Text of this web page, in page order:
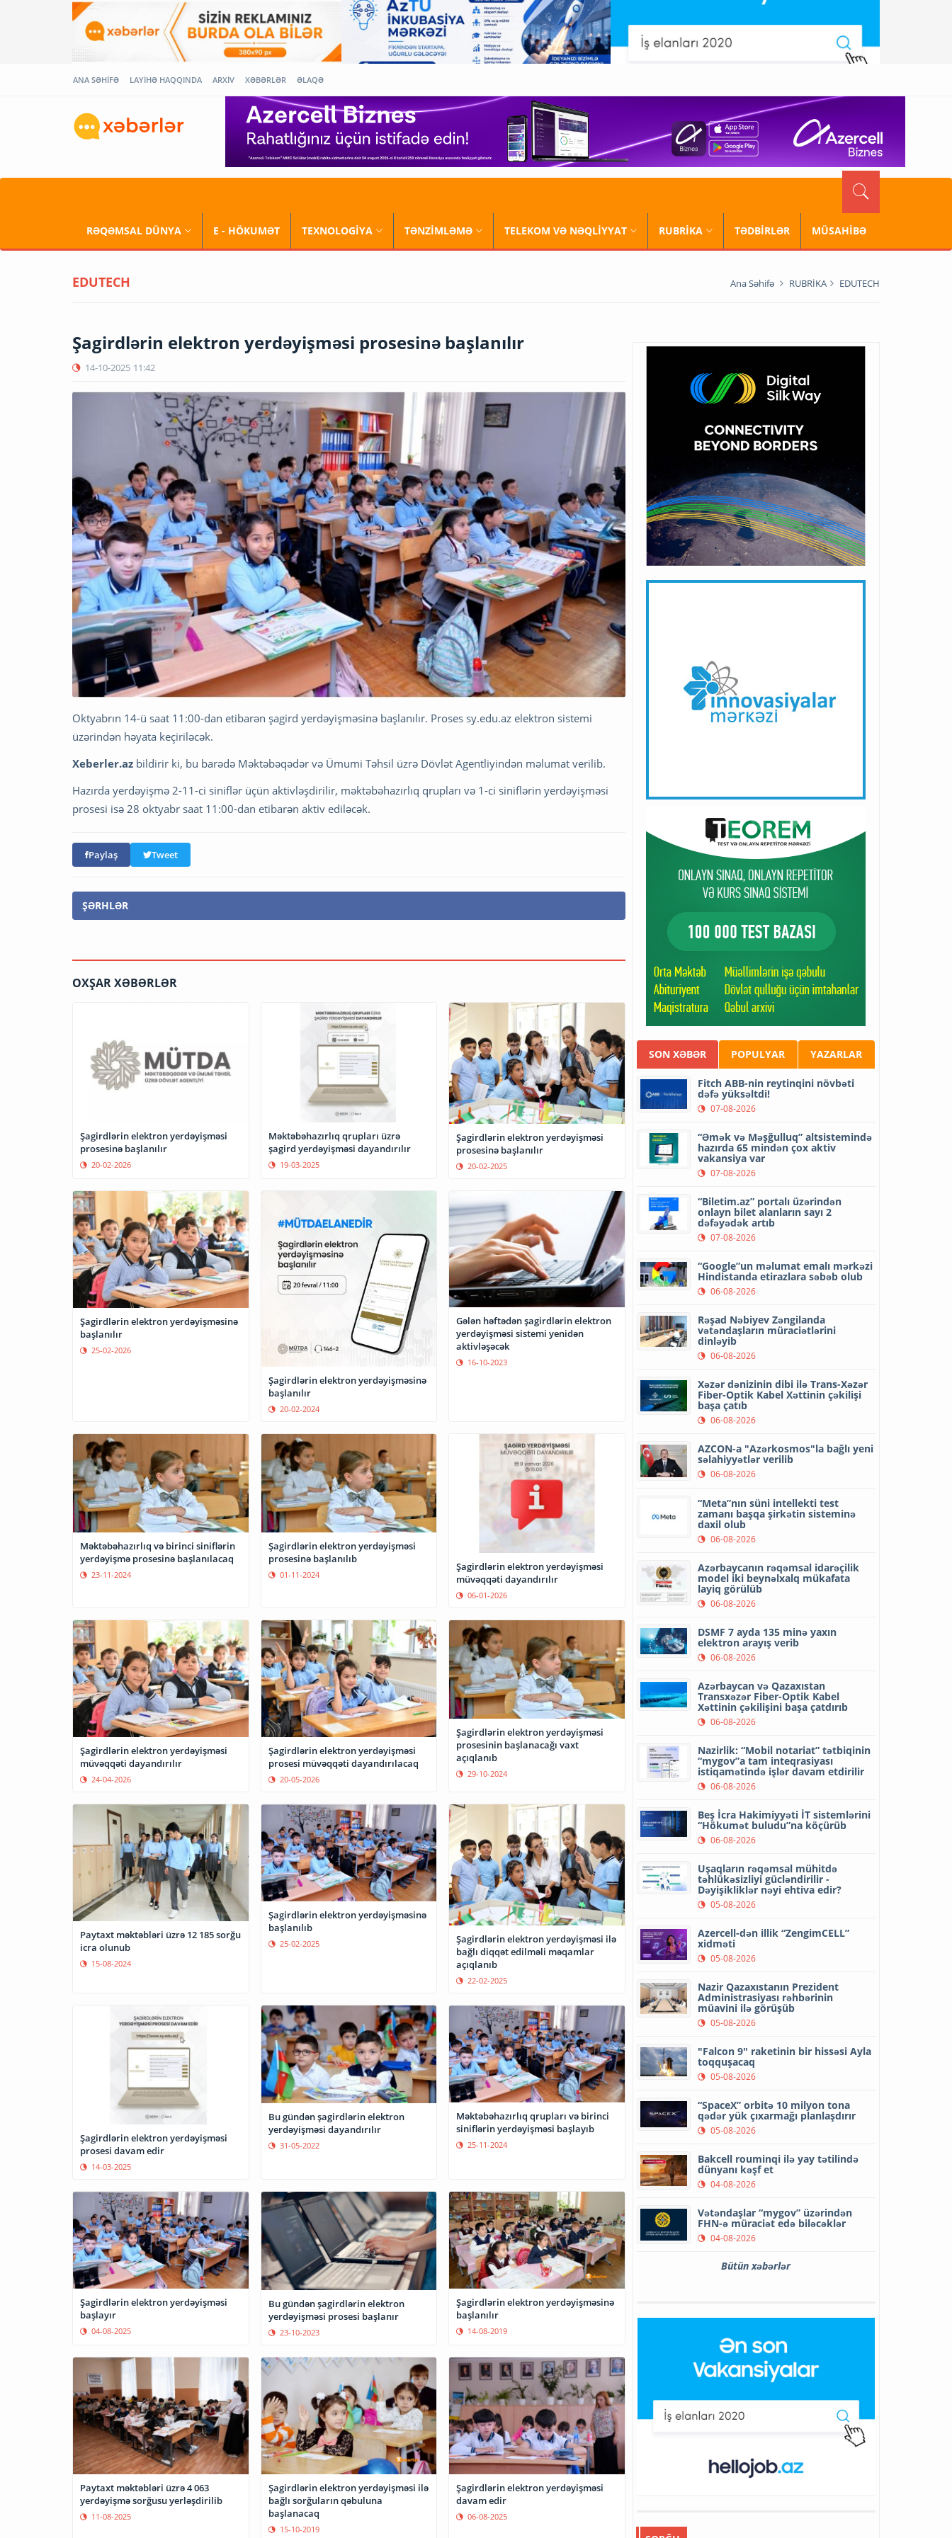
ANA SƏHİFƏ LAYİHƏ HAQQINDA ARXİV XƏBƏRLƏR ƏLAQƏ
RƏQƏMSAL DÜNYA E - HÖKUMƏT TEXNOLOGİYA TƏNZİMLƏMƏ TELEKOM VƏ NƏQLİYYAT RUBRİKA TƏDBİRLƏR MÜSAHİBƏ
EDUTECH Ana Səhifə RUBRİKA EDUTECH
Şagirdlərin elektron yerdəyişməsi prosesinə başlanılır
14-10-2025 11:42
Oktyabrın 14-ü saat 11:00-dan etibarən şagird yerdəyişməsinə başlanılır. Proses sy.edu.az elektron sistemi
üzərindən həyata keçiriləcək.
Xeberler.az bildirir ki, bu barədə Məktəbəqədər və Ümumi Təhsil üzrə Dövlət Agentliyindən məlumat verilib.
Hazırda yerdəyişmə 2-11-ci siniflər üçün aktivləşdirilir, məktəbəhazırlıq qrupları və 1-ci siniflərin yerdəyişməsi
prosesi isə 28 oktyabr saat 11:00-dan etibarən aktiv ediləcək.
Paylaş Tweet
ŞƏRHLƏR
OXŞAR XƏBƏRLƏR
Şagirdlərin elektron yerdəyişməsi
prosesinə başlanılır
20-02-2026
Məktəbəhazırlıq qrupları üzrə
şagird yerdəyişməsi dayandırılır
19-03-2025
Şagirdlərin elektron yerdəyişməsi
prosesinə başlanılır
20-02-2025
Şagirdlərin elektron yerdəyişməsinə
başlanılır
25-02-2026
Şagirdlərin elektron yerdəyişməsinə
başlanılır
20-02-2024
Gələn həftədən şagirdlərin elektron
yerdəyişməsi sistemi yenidən
aktivləşəcək
16-10-2023
Məktəbəhazırlıq və birinci siniflərin
yerdəyişmə prosesinə başlanılacaq
23-11-2024
Şagirdlərin elektron yerdəyişməsi
prosesinə başlanılıb
01-11-2024
Şagirdlərin elektron yerdəyişməsi
müvəqqəti dayandırılır
06-01-2026
Şagirdlərin elektron yerdəyişməsi
müvəqqəti dayandırılır
24-04-2026
Şagirdlərin elektron yerdəyişməsi
prosesi müvəqqəti dayandırılacaq
20-05-2026
Şagirdlərin elektron yerdəyişməsi
prosesinin başlanacağı vaxt
açıqlanıb
29-10-2024
Paytaxt məktəbləri üzrə 12 185 sorğu
15-08-2024
Şagirdlərin elektron yerdəyişməsinə
başlanılıb
25-02-2025
Şagirdlərin elektron yerdəyişməsi ilə
bağlı diqqət edilməli məqamlar
açıqlanıb
22-02-2025
Şagirdlərin elektron yerdəyişməsi
prosesi davam edir
14-03-2025
Bu gündən şagirdlərin elektron
yerdəyişməsi dayandırılır
31-05-2022
Məktəbəhazırlıq qrupları və birinci
siniflərin yerdəyişməsi başlayıb
25-11-2024
Şagirdlərin elektron yerdəyişməsi
başlayır
04-08-2025
Bu gündən şagirdlərin elektron
yerdəyişməsi prosesi başlanır
23-10-2023
Şagirdlərin elektron yerdəyişməsinə
başlanılır
14-08-2019
Paytaxt məktəbləri üzrə 4 063
yerdəyişmə sorğusu yerləşdirilib
11-08-2025
Şagirdlərin elektron yerdəyişməsi ilə
bağlı sorğuların qəbuluna
başlanacaq
15-10-2019
Şagirdlərin elektron yerdəyişməsi
davam edir
06-08-2025
SON XƏBƏR POPULYAR YAZARLAR
Fitch ABB-nin reytinqini növbəti
dəfə yüksəltdi!
07-08-2026
“Əmək və Məşğulluq” altsistemində
hazırda 65 mindən çox aktiv
vakansiya var
07-08-2026
“Biletim.az” portalı üzərindən
onlayn bilet alanların sayı 2
dəfəyədək artıb
07-08-2026
“Google”un məlumat emalı mərkəzi
Hindistanda etirazlara səbəb olub
06-08-2026
Rəşad Nəbiyev Zəngilanda
vətəndaşların müraciətlərini
dinləyib
06-08-2026
Xəzər dənizinin dibi ilə Trans-Xəzər
Fiber-Optik Kabel Xəttinin çəkilişi
başa çatıb
06-08-2026
AZCON-a "Azərkosmos"la bağlı yeni
səlahiyyətlər verilib
06-08-2026
“Meta”nın süni intellekti test
zamanı başqa şirkətin sisteminə
daxil olub
06-08-2026
Azərbaycanın rəqəmsal idarəçilik
model iki beynəlxalq mükafata
layiq görülüb
06-08-2026
DSMF 7 ayda 135 minə yaxın
elektron arayış verib
06-08-2026
Azərbaycan və Qazaxıstan
Transxəzər Fiber-Optik Kabel
Xəttinin çəkilişini başa çatdırıb
06-08-2026
Nazirlik: “Mobil notariat” tətbiqinin
“mygov”a tam inteqrasiyası
istiqamətində işlər davam etdirilir
06-08-2026
Beş İcra Hakimiyyəti İT sistemlərini
“Hökumət buludu”na köçürüb
06-08-2026
Uşaqların rəqəmsal mühitdə
təhlükəsizliyi gücləndirilir -
Dəyişikliklər nəyi ehtiva edir?
05-08-2026
Azercell-dən illik “ZengimCELL”
xidməti
05-08-2026
Nazir Qazaxıstanın Prezident
Administrasiyası rəhbərinin
müavini ilə görüşüb
05-08-2026
"Falcon 9" raketinin bir hissəsi Ayla
toqquşacaq
05-08-2026
“SpaceX” orbitə 10 milyon tona
qədər yük çıxarmağı planlaşdırır
05-08-2026
Bakcell rouminqi ilə yay tətilində
dünyanı kəşf et
04-08-2026
Vətəndaşlar “mygov” üzərindən
FHN-ə müraciət edə biləcəklər
04-08-2026
Bütün xəbərlər